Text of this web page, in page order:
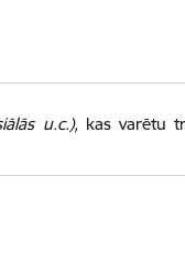
u.c.), kas varētu